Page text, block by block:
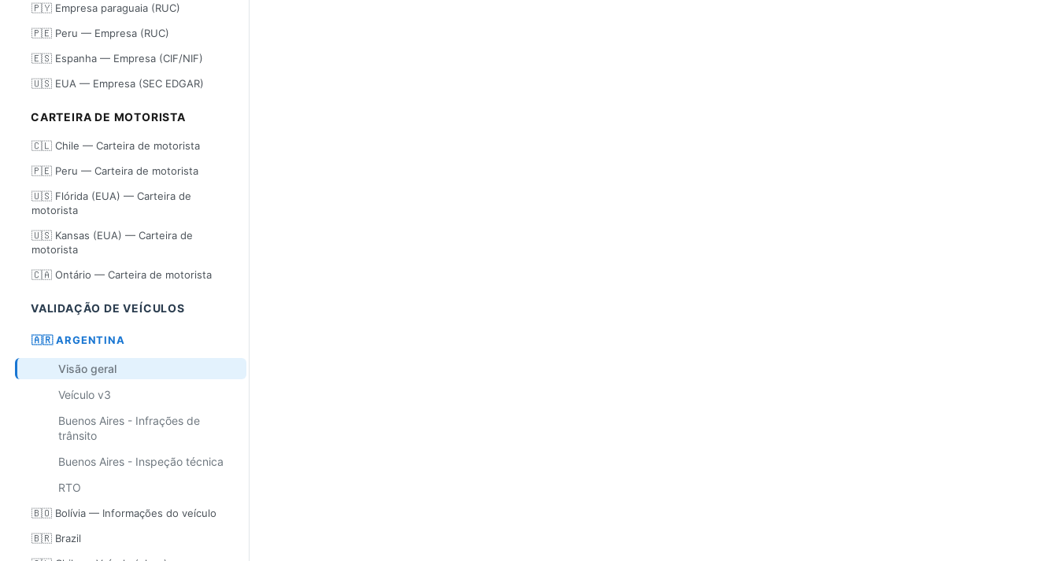
🇵🇾 Empresa paraguaia (RUC)
🇵🇪 Peru — Empresa (RUC)
🇪🇸 Espanha — Empresa (CIF/NIF)
🇺🇸 EUA — Empresa (SEC EDGAR)
CARTEIRA DE MOTORISTA
🇨🇱 Chile — Carteira de motorista
🇵🇪 Peru — Carteira de motorista
🇺🇸 Flórida (EUA) — Carteira de
motorista
🇺🇸 Kansas (EUA) — Carteira de
motorista
🇨🇦 Ontário — Carteira de motorista
VALIDAÇÃO DE VEÍCULOS
🇦🇷 ARGENTINA
Visão geral
Veículo v3
Buenos Aires - Infrações de
trânsito
Buenos Aires - Inspeção técnica
RTO
🇧🇴 Bolívia — Informações do veículo
🇧🇷 Brazil